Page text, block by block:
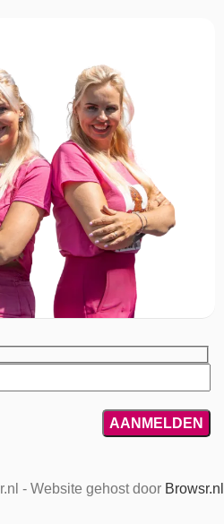
- Website gehost door Browsr.nl